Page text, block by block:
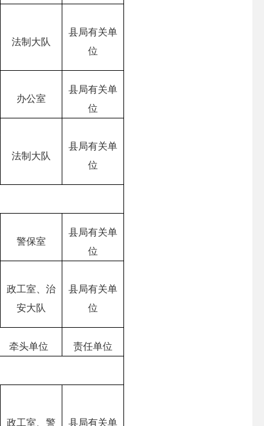
法制大队
县局有关单
位
办公室
县局有关单
位
法制大队
县局有关单
位
警保室
县局有关单
位
政工室、治
安大队
县局有关单
位
牵头单位 责任单位
政工室、警
县局有关单